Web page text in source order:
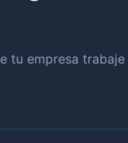
tu empresa